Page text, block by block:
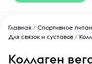
Главная / Спортивное
Для связок и суставов /
Коллаген